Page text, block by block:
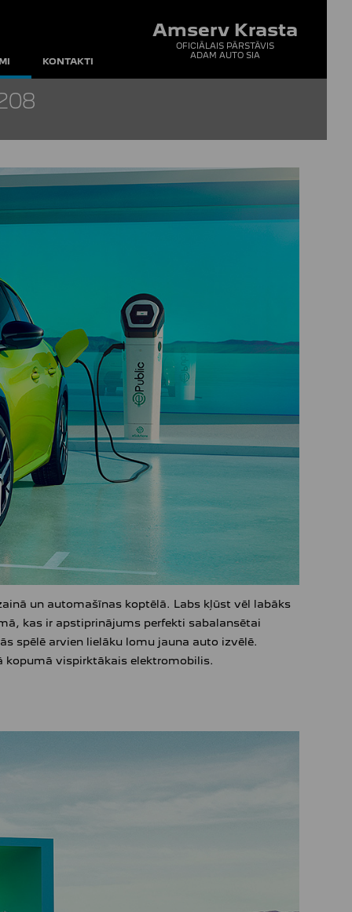
Amserv Krasta
OFICIĀLAIS PĀRSTĀVIS
ADAM AUTO SIA
KONTAKTI
un automašīnas koptēlā. Labs kļūst vēl labāks
kas ir apstiprinājums perfekti sabalansētai
spēlē arvien lielāku lomu jauna auto izvēlē.
kopumā vispirktākais elektromobilis.